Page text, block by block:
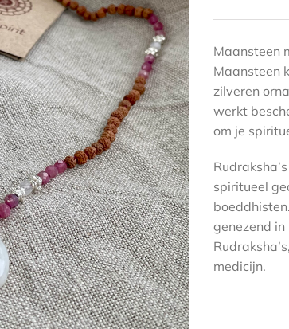
Maansteen
Maansteen
zilveren
werkt
om je
spiritueel
genezend
medicijn.